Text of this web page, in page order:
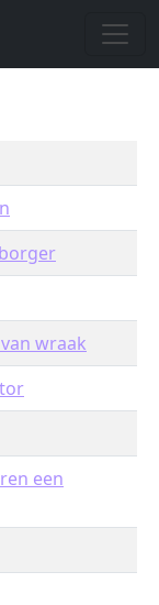
wraak
een